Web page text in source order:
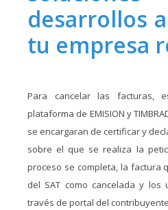
desarrollos
tu empresa
Para cancelar las facturas,
plataforma de EMISION y
se encargaran de certificar y
sobre el que se realiza la
proceso se completa, la factura
del SAT como cancelada y
través de portal del